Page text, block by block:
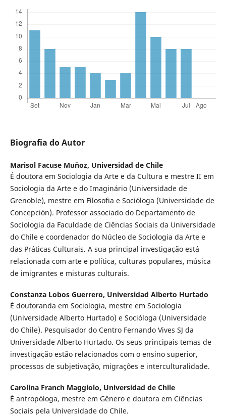
Biografia do Autor
Marisol Facuse Muñoz, Universidad de Chile
É doutora em Sociologia da Arte e da Cultura e mestre II em
Sociologia da Arte e do Imaginário (Universidade de
Grenoble), mestre em Filosofia e Socióloga (Universidade de
Concepción). Professor associado do Departamento de
Sociologia da Faculdade de Ciências Sociais da Universidade
do Chile e coordenador do Núcleo de Sociologia da Arte e
das Práticas Culturais. A sua principal investigação está
relacionada com arte e política, culturas populares, música
de imigrantes e misturas culturais.
Constanza Lobos Guerrero, Universidad Alberto Hurtado
É doutoranda em Sociologia, mestre em Sociologia
(Universidade Alberto Hurtado) e Socióloga (Universidade
do Chile). Pesquisador do Centro Fernando Vives SJ da
Universidade Alberto Hurtado. Os seus principais temas de
investigação estão relacionados com o ensino superior,
processos de subjetivação, migrações e interculturalidade.
Carolina Franch Maggiolo, Universidad de Chile
É antropóloga, mestre em Gênero e doutora em Ciências
Sociais pela Universidade do Chile.